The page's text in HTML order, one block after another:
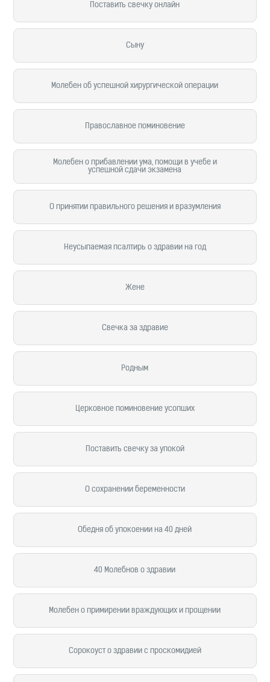
Поставить свечку онлайн
Сыну
Молебен об успешной хирургической операции
Православное поминовение
Молебен о прибавлении ума, помощи в учебе и
успешной сдачи экзамена
О принятии правильного решения и вразумления
Неусыпаемая псалтирь о здравии на год
Жене
Свечка за здравие
Родным
Церковное поминовение усопших
Поставить свечку за упокой
О сохранении беременности
Обедня об упокоении на 40 дней
40 Молебнов о здравии
Молебен о примирении враждующих и прощении
Сорокоуст о здравии с проскомидией